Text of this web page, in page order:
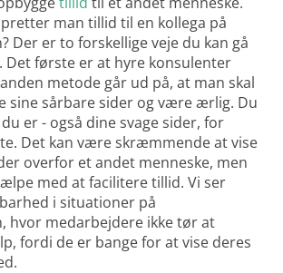
man tillid til en kollega på
Der er to forskellige veje du kan gå
Det første er at hyre konsulenter
metode går ud på, at man skal
sine sårbare sider og være ærlig. Du
er - også dine svage sider, for
Det kan være skræmmende at vise
overfor et andet menneske, men
med at facilitere tillid. Vi ser
i situationer på
hvor medarbejdere ikke tør at
fordi de er bange for at vise deres